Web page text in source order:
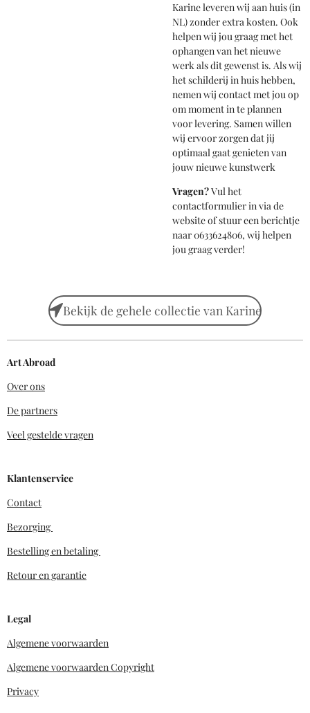
Karine leveren wij aan huis (in
NL) zonder extra kosten. Ook
helpen wij jou graag met het
ophangen van het nieuwe
werk als dit gewenst is. Als wij
het schilderij in huis hebben,
nemen wij contact met jou op
om moment in te plannen
voor levering. Samen willen
wij ervoor zorgen dat jij
optimaal gaat genieten van
jouw nieuwe kunstwerk
Vragen?Vul het
contactformulier in via de
website of stuur een berichtje
naar 0633624806, wij helpen
jou graag verder!
Bekijk de gehele collectie van Karine
Art Abroad
Over ons
De partners
Veel gestelde vragen
Klantenservice
Contact
Bezorging
Bestelling en betaling
Retour en garantie
Legal
Algemene voorwaarden
Algemene voorwaarden Copyright
Privacy